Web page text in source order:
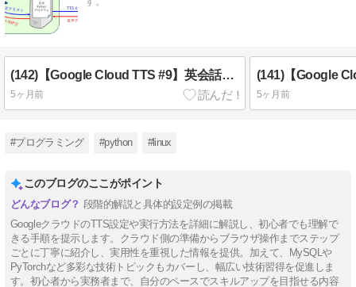
(142)【Google Cloud TTS #9】英会話教材を作る。（一先ず完成）
5ヶ月前 5ヶ月前
#プログラミング #python #linux
このブログのここがポイント
段階的解説と具体的設定例の掲載
GoogleクラウドのTTS設定や実行方法を詳細に解説し、初心者でも理解で
きる手順を提示します。クラウド側の準備からブラウザ操作までステップ
ごとに丁寧に紹介し、実用性を重視した情報を提供。加えて、MySQLや
PyTorchなど多彩な技術トピックもカバーし、幅広い技術習得を促進しま
す。初心者から実務者まで、自分のペースでスキルアップを目指せる内容